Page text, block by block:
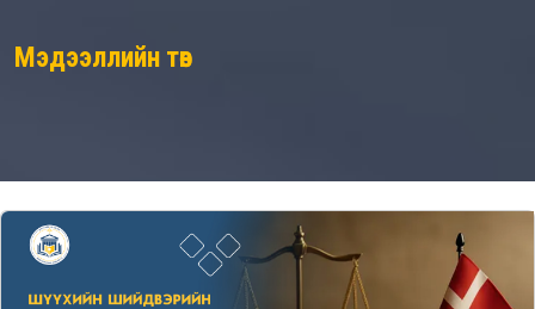
Мэдээллийн төв